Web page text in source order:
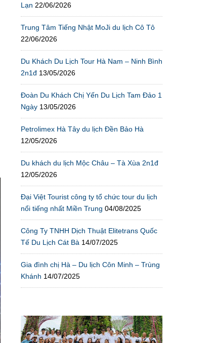
Lạn 22/06/2026
Trung Tâm Tiếng Nhật MoJi du lịch Cô Tô
22/06/2026
Du Khách Du Lịch Tour Hà Nam – Ninh Bình
2n1đ 13/05/2026
Đoàn Du Khách Chị Yến Du Lịch Tam Đảo 1
Ngày 13/05/2026
Petrolimex Hà Tây du lịch Đền Bảo Hà
12/05/2026
Du khách du lịch Mộc Châu – Tà Xùa 2n1đ
12/05/2026
Đại Việt Tourist công ty tổ chức tour du lịch
nổi tiếng nhất Miền Trung 04/08/2025
Công Ty TNHH Dịch Thuật Elitetrans Quốc
Tế Du Lịch Cát Bà 14/07/2025
Gia đình chị Hà – Du lịch Côn Minh – Trùng
Khánh 14/07/2025